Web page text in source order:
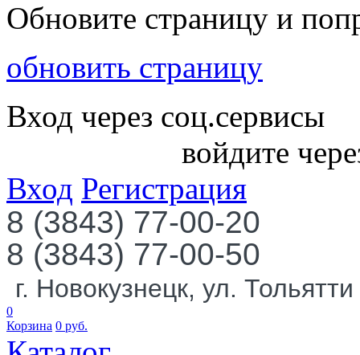
Обновите страницу и
обновить страницу
Вход через соц.сервисы
войдите
Вход Регистрация
8 (3843) 77-00-20
8 (3843) 77-00-50
г. Новокузнецк, ул.
0
Корзина 0 руб.